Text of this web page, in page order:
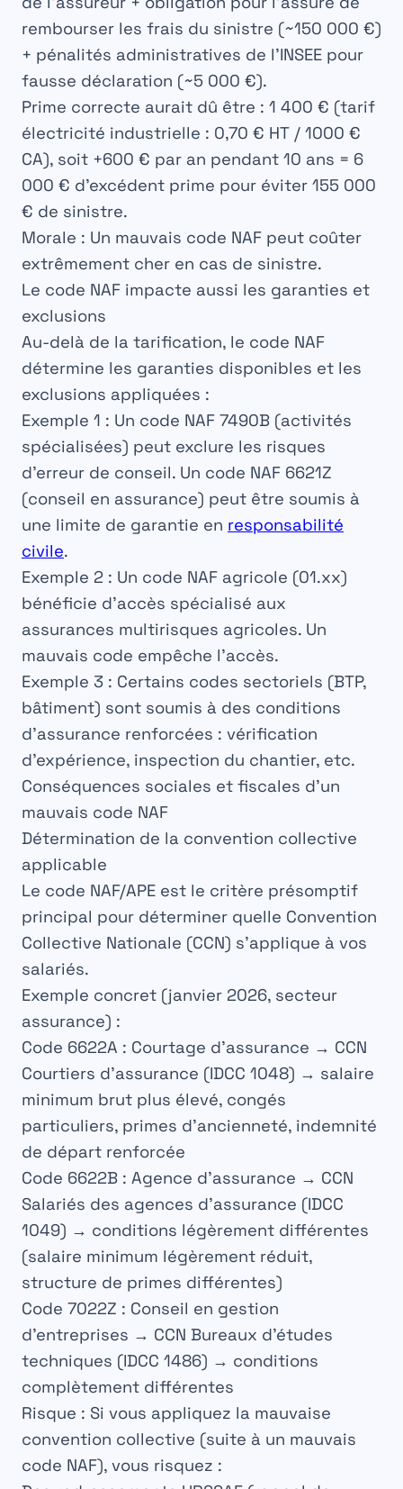
rembourser les frais du sinistre (~150 000 €)
+ pénalités administratives de l’INSEE pour
fausse déclaration (~5 000 €).
Prime correcte aurait dû être : 1 400 € (tarif
électricité industrielle : 0,70 € HT / 1000 €
CA), soit +600 € par an pendant 10 ans = 6
000 € d’excédent prime pour éviter 155 000
€ de sinistre.
Morale : Un mauvais code NAF peut coûter
extrêmement cher en cas de sinistre.
Le code NAF impacte aussi les garanties et
exclusions
Au-delà de la tarification, le code NAF
détermine les garanties disponibles et les
exclusions appliquées :
Exemple 1 : Un code NAF 7490B (activités
spécialisées) peut exclure les risques
d’erreur de conseil. Un code NAF 6621Z
(conseil en assurance) peut être soumis à
une limite de garantie en responsabilité
civile.
Exemple 2 : Un code NAF agricole (01.xx)
bénéficie d’accès spécialisé aux
assurances multirisques agricoles. Un
mauvais code empêche l’accès.
Exemple 3 : Certains codes sectoriels (BTP,
bâtiment) sont soumis à des conditions
d’assurance renforcées : vérification
d’expérience, inspection du chantier, etc.
Conséquences sociales et fiscales d’un
mauvais code NAF
Détermination de la convention collective
applicable
Le code NAF/APE est le critère présomptif
principal pour déterminer quelle Convention
Collective Nationale (CCN) s’applique à vos
salariés.
Exemple concret (janvier 2026, secteur
assurance) :
Code 6622A : Courtage d’assurance → CCN
Courtiers d’assurance (IDCC 1048) → salaire
minimum brut plus élevé, congés
particuliers, primes d’ancienneté, indemnité
de départ renforcée
Code 6622B : Agence d’assurance → CCN
Salariés des agences d’assurance (IDCC
1049) → conditions légèrement différentes
(salaire minimum légèrement réduit,
structure de primes différentes)
Code 7022Z : Conseil en gestion
d’entreprises → CCN Bureaux d’études
techniques (IDCC 1486) → conditions
complètement différentes
Risque : Si vous appliquez la mauvaise
convention collective (suite à un mauvais
code NAF), vous risquez :